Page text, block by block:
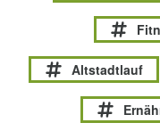
Altstadtlauf